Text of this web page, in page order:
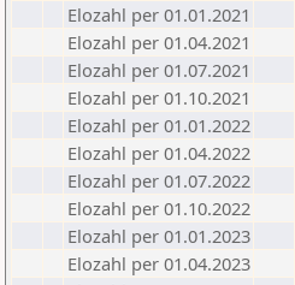
Elozahl per 01.01.2021
Elozahl per 01.04.2021
Elozahl per 01.07.2021
Elozahl per 01.10.2021
Elozahl per 01.01.2022
Elozahl per 01.04.2022
Elozahl per 01.07.2022
Elozahl per 01.10.2022
Elozahl per 01.01.2023
Elozahl per 01.04.2023